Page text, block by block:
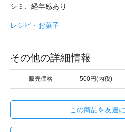
シミ、経年感あり
レシピ・お菓子
その他の詳細情報
販売価格 500円(内税)
この商品を友達